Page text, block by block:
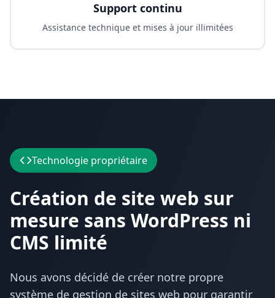
Support continu
Assistance technique et mises à jour illimitées
Technologie propriétaire
Création de site web sur
mesure sans WordPress ni
CMS limité
Nous avons décidé de créer notre propre
système de gestion de sites web pour garantir